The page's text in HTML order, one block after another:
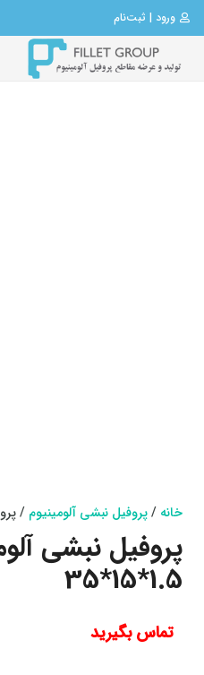
ورود | ثبت‌نام
خانه /پروفیل نبشی آلومینیوم /
پروفیل نبشی
1.5*15*35
تماس بگیرید